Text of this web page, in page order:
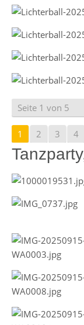
Seite 1 von 5
1 2 3 4